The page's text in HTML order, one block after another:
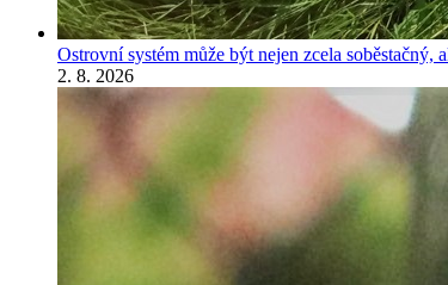
Ostrovní systém může být nejen zcela
2. 8. 2026